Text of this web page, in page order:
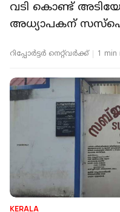
വടി കൊണ്ട്
അധ്യാപകന്
റിപ്പോർട്ടർ നെറ്റ്‌വര്‍ക്ക്‌ 1 min
KERALA